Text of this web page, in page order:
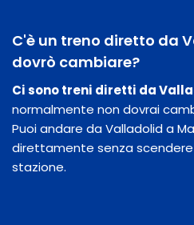
C'è un treno diretto da
dovrò cambiare?
Ci sono treni diretti da
normalmente non dovrai
Puoi andare da Valladolid a
direttamente senza
stazione.